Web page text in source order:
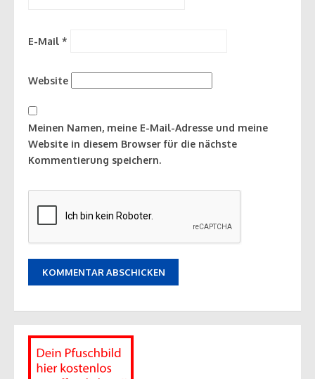
E-Mail *
Website
Meinen Namen, meine E-Mail-Adresse und meine
Website in diesem Browser für die nächste
Kommentierung speichern.